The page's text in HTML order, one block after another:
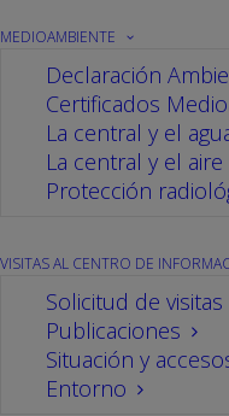
MEDIOAMBIENTE
Declaración
Certificados
La central y el
La central y el aire
Protección
VISITAS AL CENTRO DE
Solicitud de visitas
Publicaciones
Situación y
Entorno
Cofrentes, Javier
trasladar los
la instalación en
las que se aborda